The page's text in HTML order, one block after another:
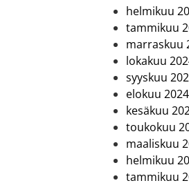
helmikuu
tammikuu
marraskuu
lokakuu
syyskuu
elokuu 2024
kesäkuu
toukokuu
maaliskuu
helmikuu
tammikuu